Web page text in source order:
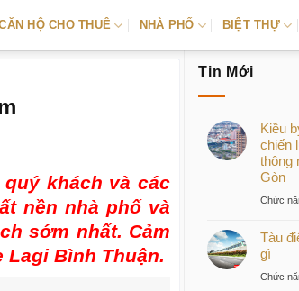
HỘ CHO THUÊ NHÀ PHỐ BIỆT THỰ
khách và các
nền nhà phố và
sớm nhất. Cảm
Bình Thuận.
Tin Mới
Kiều
chiến
thông
Gòn
Chức
Tàu
gì
Chức